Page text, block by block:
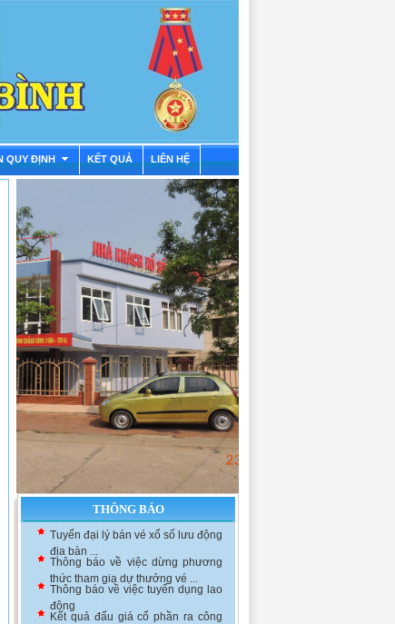
QUY ĐỊNH KẾT QUẢ LIÊN HỆ
THÔNG BÁO
Tuyển đại lý bán vé xổ số lưu động
địa bàn ...
Thông báo về việc dừng phương
thức tham gia dự thưởng vé ...
Thông báo về việc tuyển dụng lao
động
Kết quả đấu giá cổ phần ra công